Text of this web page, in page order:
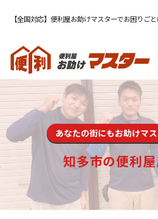
【全国対応】便利屋お助けマスターでお困りご
あなたの街にもお助けマ
知多市の便利